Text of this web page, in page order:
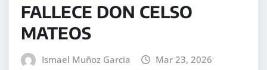
FALLECE DON CELSO
MATEOS
Ismael Muñoz Garcia
Mar 23, 2026